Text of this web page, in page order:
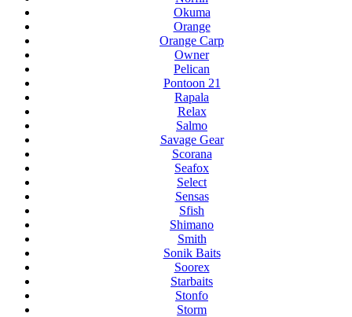
Okuma
Orange
Orange Carp
Owner
Pelican
Pontoon 21
Rapala
Relax
Salmo
Savage Gear
Scorana
Seafox
Select
Sensas
Sfish
Shimano
Smith
Sonik Baits
Soorex
Starbaits
Stonfo
Storm